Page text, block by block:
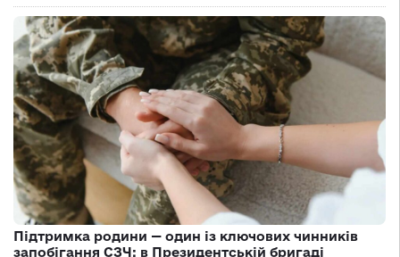
Підтримка родини — один із ключових чинників
запобігання СЗЧ: в Президентській бригаді